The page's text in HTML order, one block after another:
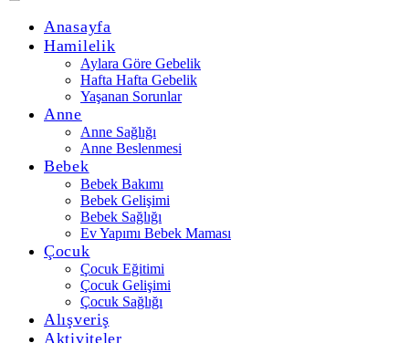
Anasayfa
Hamilelik
Aylara Göre Gebelik
Hafta Hafta Gebelik
Yaşanan Sorunlar
Anne
Anne Sağlığı
Anne Beslenmesi
Bebek
Bebek Bakımı
Bebek Gelişimi
Bebek Sağlığı
Ev Yapımı Bebek Maması
Çocuk
Çocuk Eğitimi
Çocuk Gelişimi
Çocuk Sağlığı
Alışveriş
Aktiviteler